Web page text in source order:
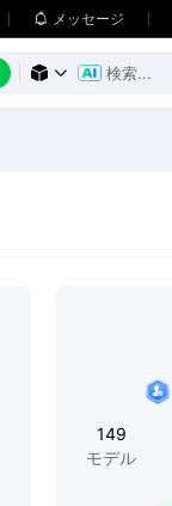
 メッセージ
 
149
モデル